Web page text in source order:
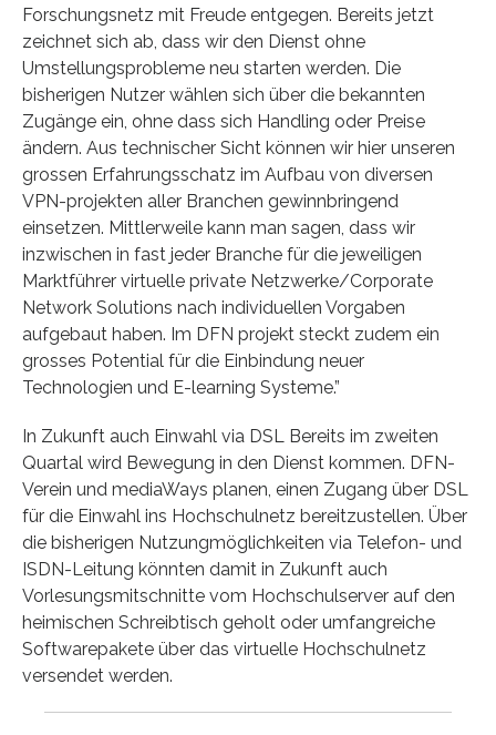
Forschungsnetz mit Freude entgegen. Bereits jetzt
zeichnet sich ab, dass wir den Dienst ohne
Umstellungsprobleme neu starten werden. Die
bisherigen Nutzer wählen sich über die bekannten
Zugänge ein, ohne dass sich Handling oder Preise
ändern. Aus technischer Sicht können wir hier unseren
grossen Erfahrungsschatz im Aufbau von diversen
VPN-projekten aller Branchen gewinnbringend
einsetzen. Mittlerweile kann man sagen, dass wir
inzwischen in fast jeder Branche für die jeweiligen
Marktführer virtuelle private Netzwerke/Corporate
Network Solutions nach individuellen Vorgaben
aufgebaut haben. Im DFN projekt steckt zudem ein
grosses Potential für die Einbindung neuer
Technologien und E-learning Systeme.”
In Zukunft auch Einwahl via DSL Bereits im zweiten
Quartal wird Bewegung in den Dienst kommen. DFN-
Verein und mediaWays planen, einen Zugang über DSL
für die Einwahl ins Hochschulnetz bereitzustellen. Über
die bisherigen Nutzungmöglichkeiten via Telefon- und
ISDN-Leitung könnten damit in Zukunft auch
Vorlesungsmitschnitte vom Hochschulserver auf den
heimischen Schreibtisch geholt oder umfangreiche
Softwarepakete über das virtuelle Hochschulnetz
versendet werden.